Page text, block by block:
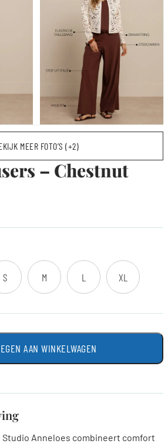
MEER FOTO’S (+2)
– Chestnut
S M L XL
AAN WINKELWAGEN
Studio Anneloes combineert comfort